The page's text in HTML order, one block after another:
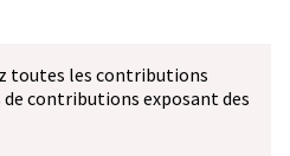
toutes les contributions
contributions exposant des